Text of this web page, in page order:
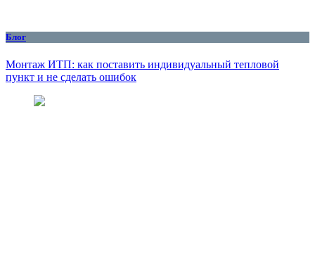
Блог
Монтаж ИТП: как поставить индивидуальный тепловой
пункт и не сделать ошибок